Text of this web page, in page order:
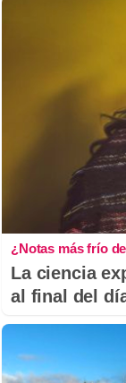
¿Notas más frío
La ciencia
al final del